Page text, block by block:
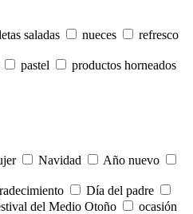
saladas nueces
refresco
pastel
productos horneados
Navidad
Año nuevo
Día del padre
del Medio Otoño
ocasión